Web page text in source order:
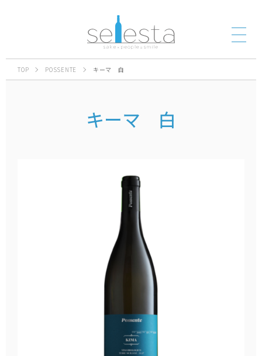
TOP POSSENTE キーマ 白
キーマ 白